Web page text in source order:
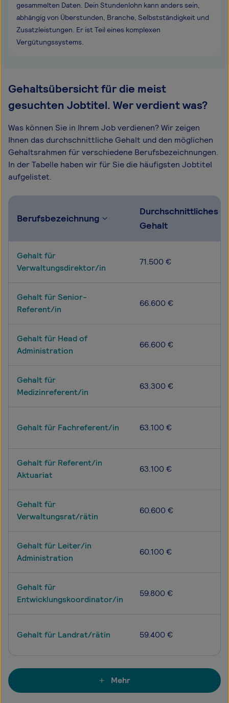
gesammelten Daten. Dein Stundenlohn kann anders sein,
abhängig von Überstunden, Branche, Selbstständigkeit und
Zusatzleistungen. Er ist Teil eines komplexen
Vergütungssystems.
Gehaltsübersicht für die meist
gesuchten Jobtitel. Wer verdient was?
Was können Sie in Ihrem Job verdienen? Wir zeigen
Ihnen das durchschnittliche Gehalt und den möglichen
Gehaltsrahmen für verschiedene Berufsbezeichnungen.
In der Tabelle haben wir für Sie die häufigsten Jobtitel
aufgelistet.
Berufsbezeichnung
Durchschnittliches
Gehalt
Gehalt für
Verwaltungsdirektor/in
71.500 €
Gehalt für Senior-
Referent/in
66.600 €
Gehalt für Head of
Administration
66.600 €
Gehalt für
Medizinreferent/in
63.300 €
Gehalt für Fachreferent/in 63.100 €
Gehalt für Referent/in
Aktuariat
63.100 €
Gehalt für
Verwaltungsrat/rätin
60.600 €
Gehalt für Leiter/in
Administration
60.100 €
Gehalt für
Entwicklungskoordinator/in
59.800 €
Gehalt für Landrat/rätin 59.400 €
Mehr